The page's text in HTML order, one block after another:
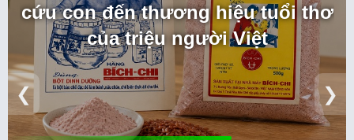
cứu con đến thương hiệu tuổi thơ
của triệu người Việt
❮ ❯